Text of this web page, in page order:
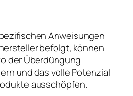
Anweisungen
befolgt, können
der Überdüngung
und das volle Potenzial
ausschöpfen.